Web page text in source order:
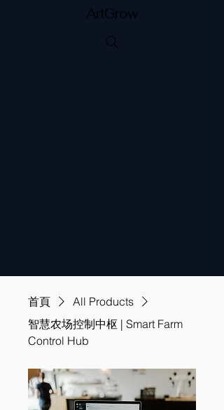
ArtGrow
首頁
All Products
智慧农场控制中枢 | Smart Farm
Control Hub